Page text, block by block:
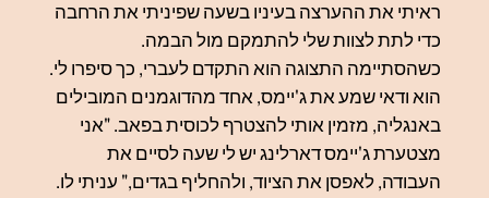
ראיתי את ההערצה בעיניו בשעה שפיניתי את הרחבה
כדי לתת לצוות שלי להתמקם מול הבמה.
כשהסתיימה התצוגה הוא התקדם לעברי, כך סיפרו לי.
הוא ודאי שמע את ג'יימס, אחד מהדוגמנים המובילים
באנגליה, מזמין אותי להצטרף לכוסית בפאב. "אני
מצטערת ג'יימס דארלינג יש לי שעה לסיים את
העבודה, לאפסן את הציוד, ולהחליף בגדים," עניתי לו.